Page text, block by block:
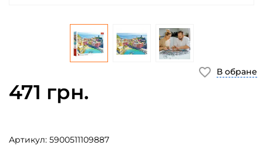
471 грн.
Артикул: 5900511109887
В обране